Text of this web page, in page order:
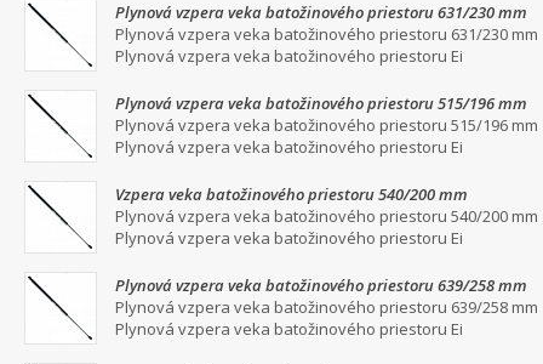
Plynová vzpera veka batožinového priestoru 631/230 mm
Plynová vzpera veka batožinového priestoru 631/230 mm
Plynová vzpera veka batožinového priestoru Ei
Plynová vzpera veka batožinového priestoru 515/196 mm
Plynová vzpera veka batožinového priestoru 515/196 mm
Plynová vzpera veka batožinového priestoru Ei
Vzpera veka batožinového priestoru 540/200 mm
Plynová vzpera veka batožinového priestoru 540/200 mm
Plynová vzpera veka batožinového priestoru Ei
Plynová vzpera veka batožinového priestoru 639/258 mm
Plynová vzpera veka batožinového priestoru 639/258 mm
Plynová vzpera veka batožinového priestoru Ei